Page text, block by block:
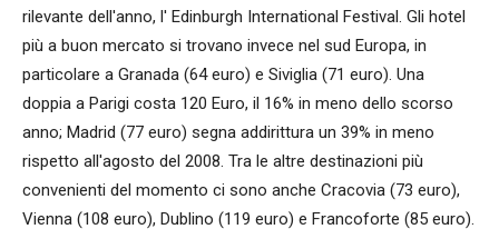
rilevante dell'anno, l' Edinburgh International Festival. Gli hotel
più a buon mercato si trovano invece nel sud Europa, in
particolare a Granada (64 euro) e Siviglia (71 euro). Una
doppia a Parigi costa 120 Euro, il 16% in meno dello scorso
anno; Madrid (77 euro) segna addirittura un 39% in meno
rispetto all'agosto del 2008. Tra le altre destinazioni più
convenienti del momento ci sono anche Cracovia (73 euro),
Vienna (108 euro), Dublino (119 euro) e Francoforte (85 euro).